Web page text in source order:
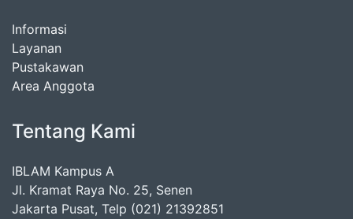
Informasi
Layanan
Pustakawan
Area Anggota
Tentang Kami
IBLAM Kampus A
Jl. Kramat Raya No. 25, Senen
Jakarta Pusat, Telp (021) 21392851